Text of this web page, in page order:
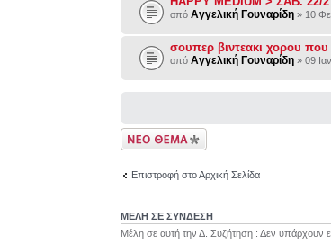
απόΑγγελική Γουναρίδη » 10
σουπερ βιντεακι χορου που
απόΑγγελική Γουναρίδη » 09
Δημιουργία νέου
θέματος
Επιστροφή στο Αρχική Σελίδα
ΜΕΛΗ ΣΕ ΣΥΝΔΕΣΗ
Μέλη σε αυτή την Δ. Συζήτηση : Δεν υπάρχουν